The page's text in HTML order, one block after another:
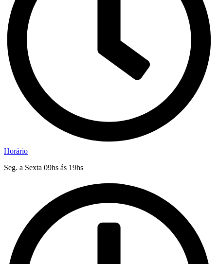
Horário
Seg. a Sexta 09hs ás 19hs